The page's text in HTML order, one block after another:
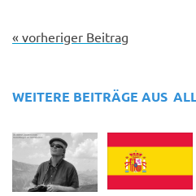
« vorheriger Beitrag
WEITERE BEITRÄGE AUS